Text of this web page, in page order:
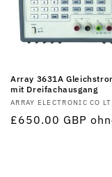
Array 3631A
mit Dreifachausgang
Anbieter:
ARRAY ELECTRONIC CO
Normaler
£650.00 GBP